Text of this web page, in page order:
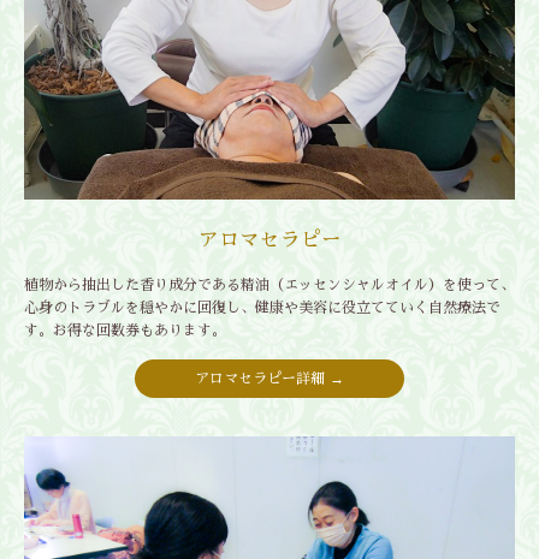
アロマセラピー
植物から抽出した香り成分である精油（エッセンシャルオイル）を使って、
心身のトラブルを穏やかに回復し、健康や美容に役立てていく自然療法で
す。お得な回数券もあります。
アロマセラピー詳細 →